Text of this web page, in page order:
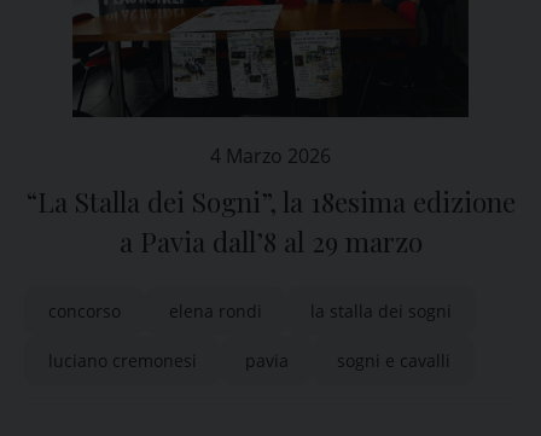
4 Marzo 2026
“La Stalla dei Sogni”, la 18esima edizione
a Pavia dall’8 al 29 marzo
concorso elena rondi la stalla dei sogni
luciano cremonesi pavia sogni e cavalli